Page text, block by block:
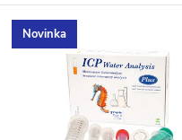
Novinka